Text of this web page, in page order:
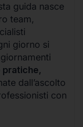
guida nasce
team,
giorno si
dall’ascolto
con